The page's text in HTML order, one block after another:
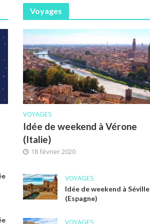
Voyages
VOYAGES
Idée de weekend à Vérone
(Italie)
18 février 2020
VOYAGES
Idée de weekend à Séville
(Espagne)
VOYAGES